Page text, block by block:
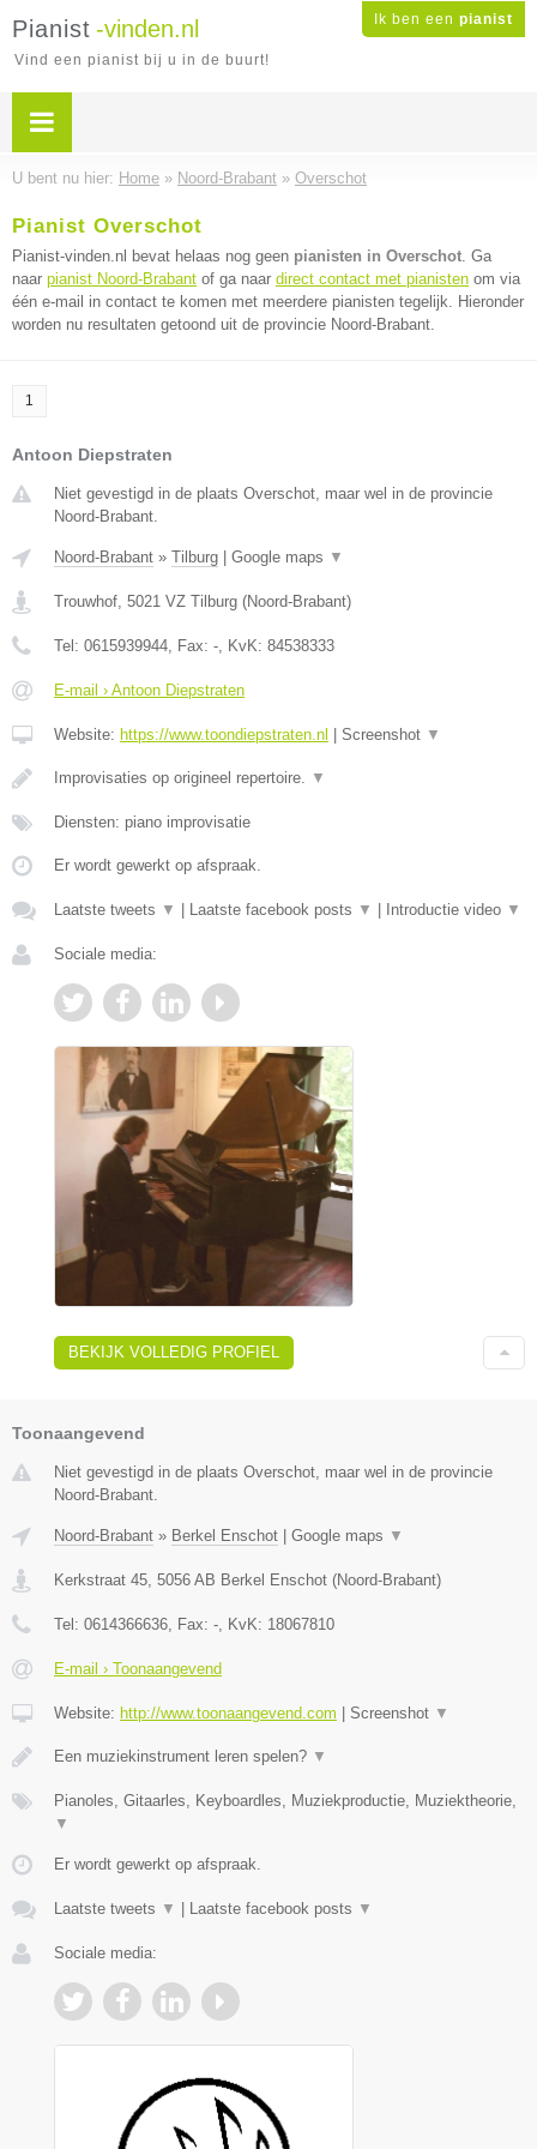
Ik ben een pianist
Pianist -vinden.nl
Vind een pianist bij u in de buurt!
U bent nu hier: Home » Noord-Brabant » Overschot
Pianist Overschot
Pianist-vinden.nl bevat helaas nog geen pianisten in Overschot. Ga
naar pianist Noord-Brabant of ga naar direct contact met pianisten om via
één e-mail in contact te komen met meerdere pianisten tegelijk. Hieronder
worden nu resultaten getoond uit de provincie Noord-Brabant.
1
Antoon Diepstraten
Niet gevestigd in de plaats Overschot, maar wel in de provincie
Noord-Brabant.
Noord-Brabant » Tilburg Google maps ▼
Trouwhof, 5021 VZ Tilburg (Noord-Brabant)
Tel: 0615939944, Fax: -, KvK: 84538333
E-mail › Antoon Diepstraten
Website: https://www.toondiepstraten.nl Screenshot ▼
Improvisaties op origineel repertoire. ▼
Diensten: piano improvisatie
Er wordt gewerkt op afspraak.
Laatste tweets ▼ Laatste facebook posts ▼ Introductie video ▼
Sociale media:
BEKIJK VOLLEDIG PROFIEL
Toonaangevend
Niet gevestigd in de plaats Overschot, maar wel in de provincie
Noord-Brabant.
Noord-Brabant » Berkel Enschot Google maps ▼
Kerkstraat 45, 5056 AB Berkel Enschot (Noord-Brabant)
Tel: 0614366636, Fax: -, KvK: 18067810
E-mail › Toonaangevend
Website: http://www.toonaangevend.com Screenshot ▼
Een muziekinstrument leren spelen? ▼
Pianoles, Gitaarles, Keyboardles, Muziekproductie, Muziektheorie,
▼
Er wordt gewerkt op afspraak.
Laatste tweets ▼ Laatste facebook posts ▼
Sociale media: